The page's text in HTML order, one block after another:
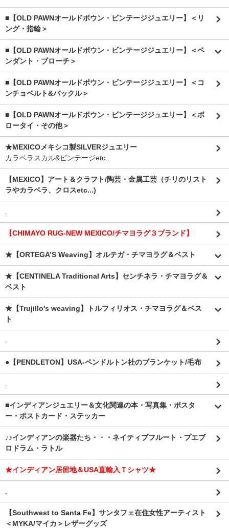
■【OLD PAWNオールドポウン・ビンテージジュエリー】＜リ
ング・指輪＞
■【OLD PAWNオールドポウン・ビンテージジュエリー】＜ペ
ンダント・ブローチ＞
■【OLD PAWNオールドポウン・ビンテージジュエリー】＜コ
ンチョベルト&バックル＞
■【OLD PAWNオールドポウン・ビンテージジュエリー】＜ボ
ロータイ・その他＞
★MEXICOメキシコ製SILVERジュエリー
カラベラスカル&ビンテージetc..
【MEXICO】アート＆クラフト/陶芸・金属工芸（チリのリスト
ラやカラベラ、クロスetc...)
【CHIMAYO RUG-NEW MEXICO/チマヨラグ３ブランド】
★【ORTEGA’S Weaving】オルテガ・チマヨラグ＆ベスト
★【CENTINELA Traditional Arts】センチネラ・チマヨラグ＆
ベスト
★【Trujillo's weaving】トルフィリオス・チマヨラグ＆ベス
ト
●【PENDLETON】USA-ペンドルトン社のブランケット/毛布
■インディアンジュエリー＆文化関連の本・写真集・ポスタ
ー・ポストカード・ステッカー
♪♪インディアンの楽器たち・・・ネイティブフルート・プエブ
ロドラム・ラトル
★インディアン居留地＆USA直輸入Ｔシャツ★
【Southwest to Santa Fe】サンタフェ在住女性アーティスト
＜MYKA/マイカ＞レザーグッズ